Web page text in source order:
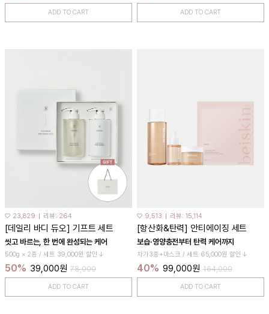
ADD TO CART ADD TO CART
♡ 23,829 리뷰: 264
[데일리 바디 듀오] 기프트 세트
씻고 바르는, 한 번에 완성되는 케어
500g × 2종 / 세트 39,000원 할인↓
50% 39,000원 78,000
ADD TO CART
♡ 9,513 리뷰: 15,114
[항산화&탄력] 안티에이징 세트
보습·영양충전부터 탄력 케어까지
차가3종+마스크 / 세트 65,000원 할인↓
40% 99,000원 164,000
ADD TO CART